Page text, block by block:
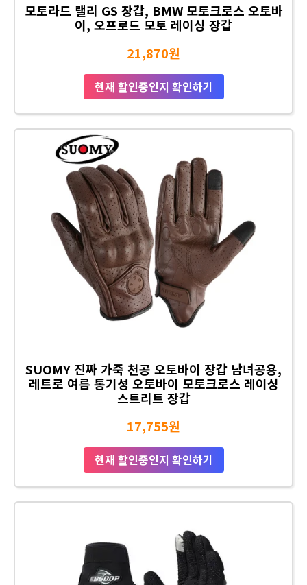
모토라드 랠리 GS 장갑, BMW 모토크로스 오토바
이, 오프로드 모토 레이싱 장갑
21,870원
현재 할인중인지 확인하기
SUOMY 진짜 가죽 천공 오토바이 장갑 남녀공용,
레트로 여름 통기성 오토바이 모토크로스 레이싱
스트리트 장갑
17,755원
현재 할인중인지 확인하기